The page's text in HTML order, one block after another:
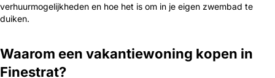
verhuurmogelijkheden en hoe het is om in je eigen zwembad te
duiken.
Waarom een vakantiewoning kopen in
Finestrat?